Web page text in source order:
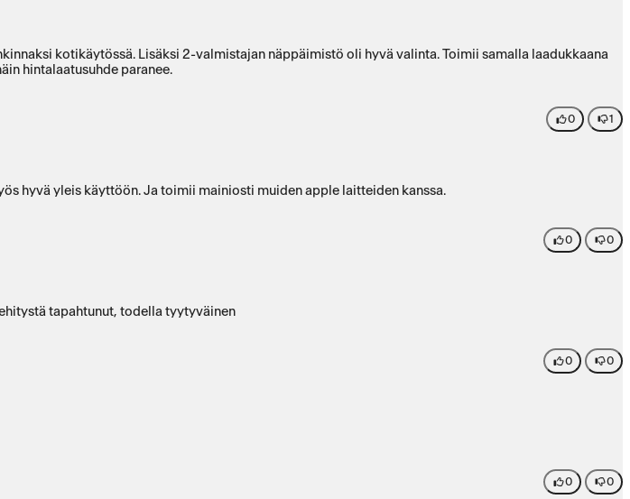
kotikäytössä. Lisäksi 2-valmistajan näppäimistö oli hyvä valinta. Toimii samalla laadukkaana
hintalaatusuhde paranee.
0 1
hyvä yleis käyttöön. Ja toimii mainiosti muiden apple laitteiden kanssa.
0 0
tapahtunut, todella tyytyväinen
0 0
0 0